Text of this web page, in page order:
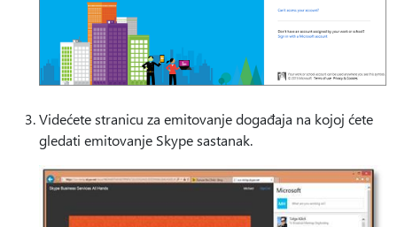
Videćete stranicu za emitovanje događaja na kojoj ćete
gledati emitovanje Skype sastanak.